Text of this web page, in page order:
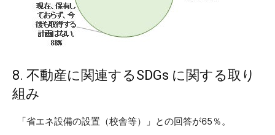
8. 不動産に関連するSDGs に関する取り
組み
「省エネ設備の設置（校舎等）」との回答が65％。